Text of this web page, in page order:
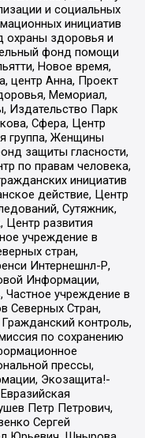
и социальных
инициатив
охраны здоровья и
фонд помощи
Новое время,
центр Анна, Проект
Мемориал,
Издательство Парк
Сфера, Центр
группа, Женщины
защиты гласности,
по правам человека,
инициатив
действие, Центр
Сутяжник,
развития
учреждение в
стран,
Интернешнл-Р,
Информации,
Частное учреждение в
Северных Стран,
контроль,
по сохранению
прессы,
Экозащита!-
Петр Петрович,
Сергей